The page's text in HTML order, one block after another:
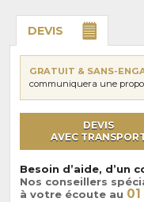
DEVIS
GRATUIT & SANS-
communiquera une
DEVIS
AVEC
Besoin d’aide, d’un
Nos conseillers
à votre écoute au